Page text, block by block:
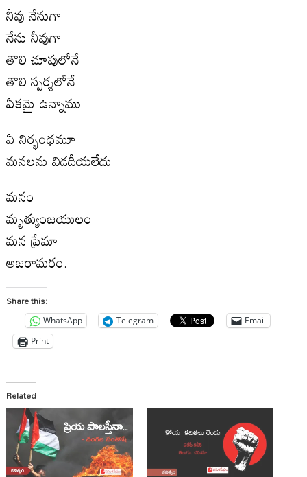
నీవు నేనుగా
నేను నీవుగా
తొలి చూపులోనే
తొలి స్పర్శలోనే
ఏకమై ఉన్నాము
ఏ నిర్భంధ‌మూ
మనలను విడదీయలేదు
మనం
మృత్యుంజయులం
మన ప్రేమా
అజరామరం.
Share this:
WhatsApp Telegram
Email
Print
Related